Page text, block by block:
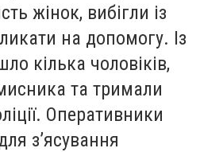
жінок, вибігли із
на допомогу. Із
кілька чоловіків,
та тримали
Оперативники
з’ясування